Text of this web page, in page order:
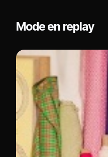
Mode en replay